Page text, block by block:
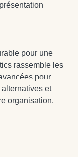
pour une
rassemble les
pour
et
organisation.